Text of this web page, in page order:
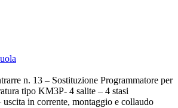
n. 13 – Sostituzione Programmatore per
tipo KM3P- 4 salite – 4 stasi
in corrente, montaggio e collaudo